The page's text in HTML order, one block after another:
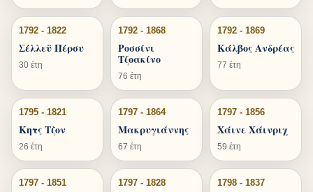
1792 - 1822
Σέλλεϋ Πέρσυ
30 έτη
1792 - 1868
Ροσσίνι
Τζοακίνο
76 έτη
1792 - 1869
Κάλβος Ανδρέας
77 έτη
1795 - 1821
Κητς Τζον
26 έτη
1797 - 1864
Μακρυγιάννης
67 έτη
1797 - 1856
Χάινε Χάινριχ
59 έτη
1797 - 1851 1797 - 1828 1798 - 1837